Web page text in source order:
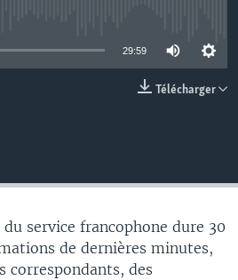
29:59
Télécharger
service francophone dure 30
de dernières minutes,
correspondants, des